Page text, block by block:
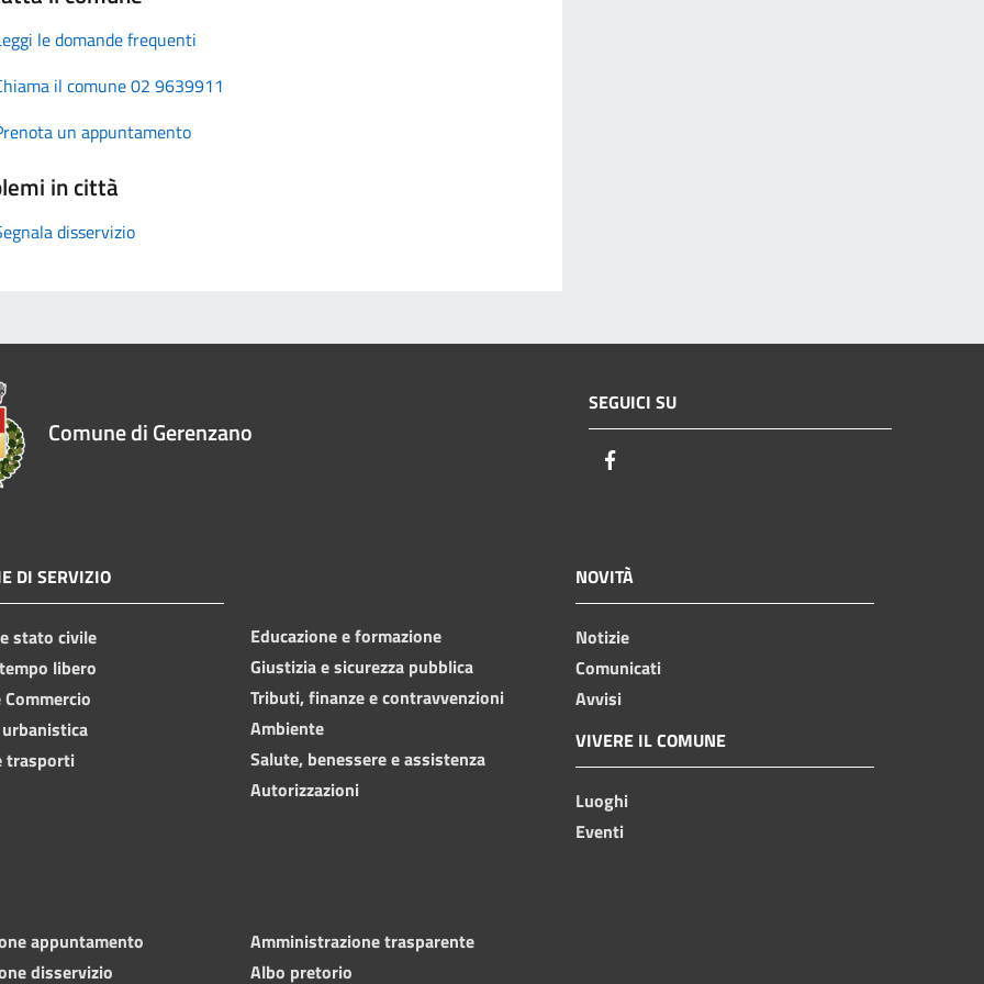
le domande frequenti
il comune 02 9639911
un appuntamento
in città
disservizio
Comune di Gerenzano
SEGUICI SU
DI SERVIZIO
stato civile
libero
trasporti
Educazione e formazione
Giustizia e sicurezza pubblica
Tributi, finanze e contravvenzioni
Ambiente
Salute, benessere e assistenza
Autorizzazioni
NOVITÀ
Notizie
Comunicati
Avvisi
VIVERE IL COMUNE
Luoghi
Eventi
appuntamento
disservizio
Amministrazione trasparente
Albo pretorio